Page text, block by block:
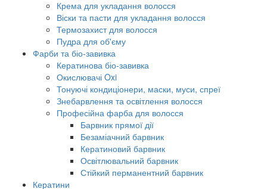
Крема для укладання волосся
Віски та пасти для укладання волосся
Термозахист для волосся
Пудра для об'єму
Фарби та біо-завивка
Кератинова біо-завивка
Окислювачі Oxi
Тонуючі кондиціонери, маски, муси, спреї
Знебарвлення та освітлення волосся
Професійна фарба для волосся
Барвник прямої дії
Безаміачний барвник
Кератиновий барвник
Освітлювальний барвник
Стійкий перманентний барвник
Кератини